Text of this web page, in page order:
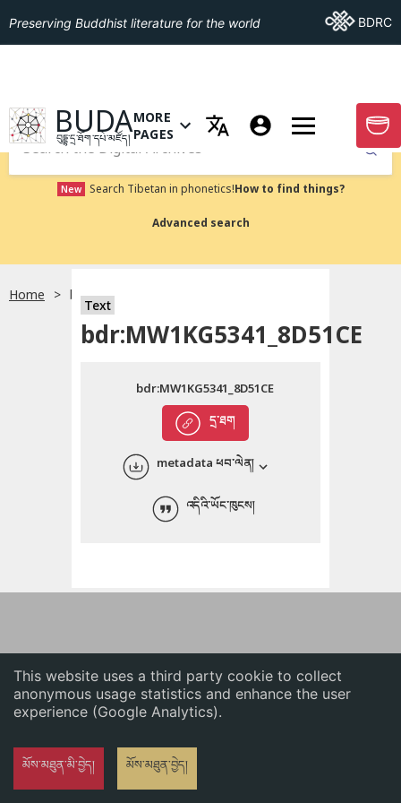
This website uses a third party cookie to collect
anonymous usage statistics and enhance the user
experience (Google Analytics).
མོས་མཐུན་མི་བྱེད། མོས་མཐུན་བྱེད།
English
ភាសាខ្មែរ
Preserving Buddhist literature for the world Go ToBDRC
GO TO HOMEPAGE
BUDA
བུདྡྷ་དྲ་ཐོག་དཔེ་མཛོད།
OPEN MENU OF MORE PAGES
MORE
PAGES
GO
Submit
New Search Tibetan in phonetics!How to find things?
Advanced search
Home bdr:MW1KG5341_8D51CE
Text
bdr:MW1KG5341_8D51CE
དྲ་ཐག
bdr:MW1KG5341_8D51CE
metadata ཕབ་ལེན།
འདིའི་ཡོང་ཁུངས།